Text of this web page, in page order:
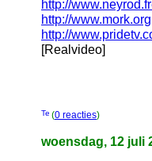
http://
http://www.mork.org
http://
[Realvideo]
(0 reacties)
woensdag, 12 juli